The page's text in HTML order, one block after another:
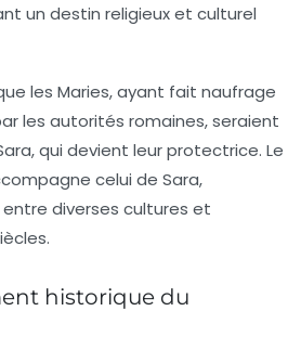
un destin religieux et culturel
les Maries, ayant fait naufrage
les autorités romaines, seraient
qui devient leur protectrice. Le
celui de Sara,
diverses cultures et
historique du